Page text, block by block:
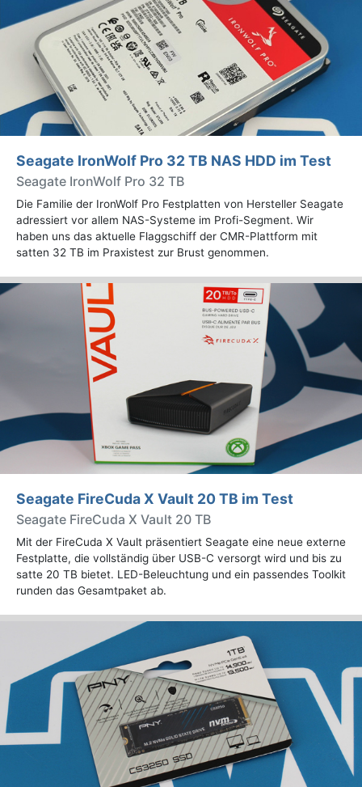
Seagate IronWolf Pro 32 TB NAS HDD im Test
Seagate IronWolf Pro 32 TB
Die Familie der IronWolf Pro Festplatten von Hersteller Seagate
adressiert vor allem NAS-Systeme im Profi-Segment. Wir
haben uns das aktuelle Flaggschiff der CMR-Plattform mit
satten 32 TB im Praxistest zur Brust genommen.
Seagate FireCuda X Vault 20 TB im Test
Seagate FireCuda X Vault 20 TB
Mit der FireCuda X Vault präsentiert Seagate eine neue externe
Festplatte, die vollständig über USB-C versorgt wird und bis zu
satte 20 TB bietet. LED-Beleuchtung und ein passendes Toolkit
runden das Gesamtpaket ab.